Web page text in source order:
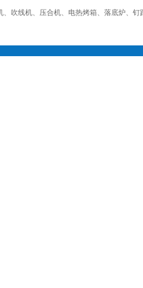
吹线机、压合机、电热烤箱、落底炉、